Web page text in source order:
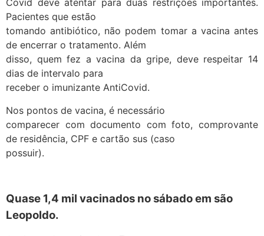
Covid deve atentar para duas restrições importantes.
Pacientes que estão
tomando antibiótico, não podem tomar a vacina antes
de encerrar o tratamento. Além
disso, quem fez a vacina da gripe, deve respeitar 14
dias de intervalo para
receber o imunizante AntiCovid.
Nos pontos de vacina, é necessário
comparecer com documento com foto, comprovante
de residência, CPF e cartão sus (caso
possuir).
Quase 1,4 mil vacinados no sábado em são
Leopoldo.